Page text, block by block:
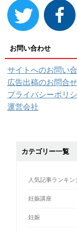
お問い合わせ
サイトへのお問い
広告出稿のお問合
プライバシーポリ
運営会社
カテゴリー一覧
人気記事ランキン
妊娠講座
妊娠